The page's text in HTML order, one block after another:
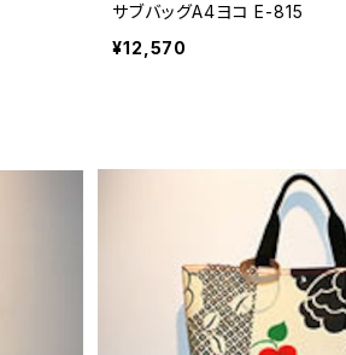
サブバッグA4ヨコ E-815
¥12,570